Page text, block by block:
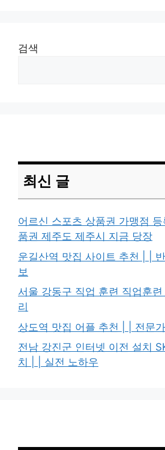
검색
최신 글
어르신 스포츠 상품권 가맹점
품권 제주도 제주시 지금 당장
운길산역 맛집 사이트 추천 | |
보
서울 강동구 직업 훈련 직업훈련
리
상도역 맛집 어플 추천 | | 전문
전남 강진군 인터넷 이전 설치
치 | | 실전 노하우